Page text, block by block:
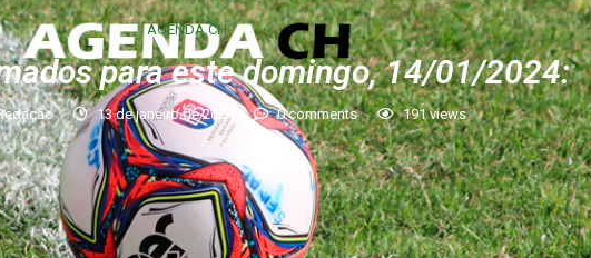
AGENDA CH
para este domingo, 14/01/2024:
13 de janeiro de 2024 0 comments 191views